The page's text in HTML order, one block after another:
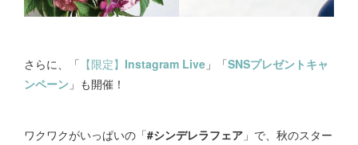
さらに、「 【限定】 Instagram Live 」「SNSプレゼントキャ
ンペーン 」も開催！
ワクワクがいっぱいの「#シンデレラフェア 」で、秋のスター